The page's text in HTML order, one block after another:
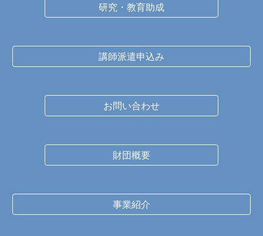
研究・教育助成
講師派遣申込み
お問い合わせ
財団概要
事業紹介